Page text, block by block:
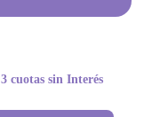
3 cuotas sin Interés